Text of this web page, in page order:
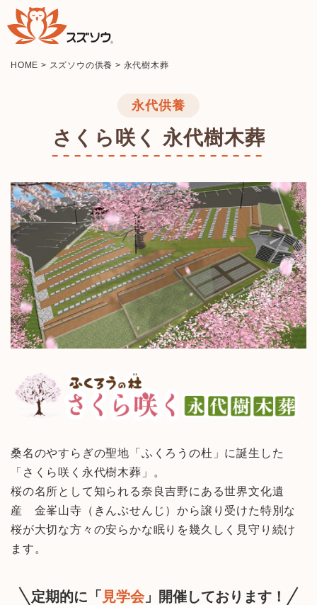
HOME > スズソウの供養 > 永代樹木葬
永代供養
さくら咲く 永代樹木葬
桑名のやすらぎの聖地「ふくろうの杜」に誕生した
「さくら咲く永代樹木葬」。
桜の名所として知られる奈良吉野にある世界文化遺
産 金峯山寺（きんぷせんじ）から譲り受けた特別な
桜が大切な方々の安らかな眠りを幾久しく見守り続け
ます。
定期的に「 見学会」開催しております！